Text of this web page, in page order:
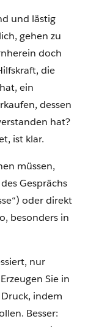
und lästig
gehen zu
doch
die
ein
dessen
hat?
ist klar.
müssen,
Gesprächs
oder direkt
besonders in
nur
Sie in
indem
Besser: